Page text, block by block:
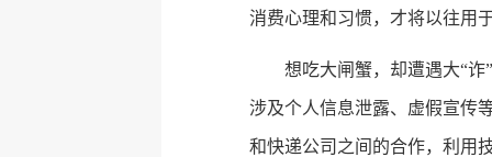
消费心理和习惯，才将以往用
想吃大闸蟹，却遭遇大“
涉及个人信息泄露、虚假宣传
和快递公司之间的合作，利用